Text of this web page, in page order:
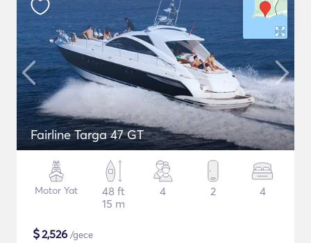
Fairline Targa 47 GT
Motor Yat
48 ft
15 m
4 2 4
$2,526 /gece